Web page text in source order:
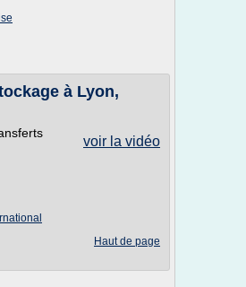
à Lyon,
voir la vidéo
Haut de page